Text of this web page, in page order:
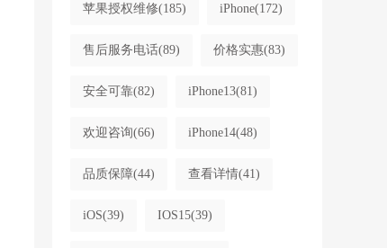
苹果授权维修(185) iPhone(172)
售后服务电话(89) 价格实惠(83)
安全可靠(82) iPhone13(81)
欢迎咨询(66) iPhone14(48)
品质保障(44) 查看详情(41)
iOS(39) IOS15(39)